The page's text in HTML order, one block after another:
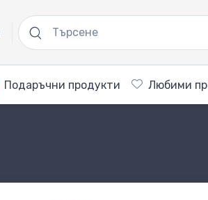
Подаръчни продукти Любими